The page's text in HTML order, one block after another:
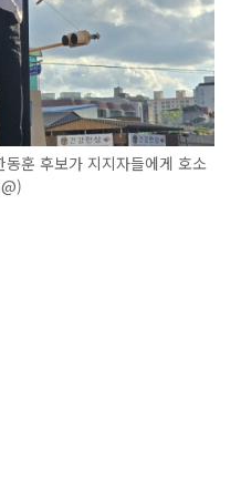
훈 후보가 지지자들에게 호소